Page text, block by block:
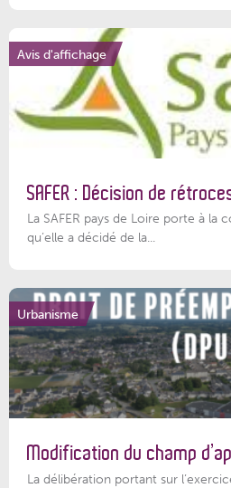
Avis d'affichage
SAFER : Décision de
La SAFER pays de Loire porte à la
qu’elle a décidé de la...
Urbanisme
Modification du champ
La délibération portant sur